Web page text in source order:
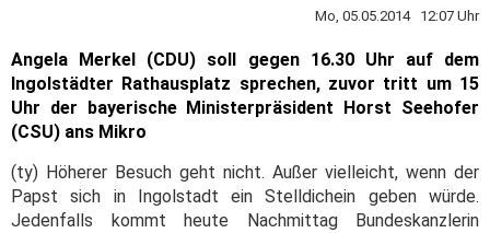
Mo, 05.05.2014 12:07 Uhr
Angela Merkel (CDU) soll gegen 16.30 Uhr auf dem
Ingolstädter Rathausplatz sprechen, zuvor tritt um 15
Uhr der bayerische Ministerpräsident Horst Seehofer
(CSU) ans Mikro
(ty) Höherer Besuch geht nicht. Außer vielleicht, wenn der
Papst sich in Ingolstadt ein Stelldichein geben würde.
Jedenfalls kommt heute Nachmittag Bundeskanzlerin